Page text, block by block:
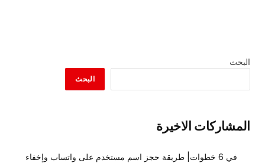
البحث
البحث
المشاركات الاخيرة
في 6 خطوات| طريقة حجز اسم مستخدم على واتساب وإخفاء